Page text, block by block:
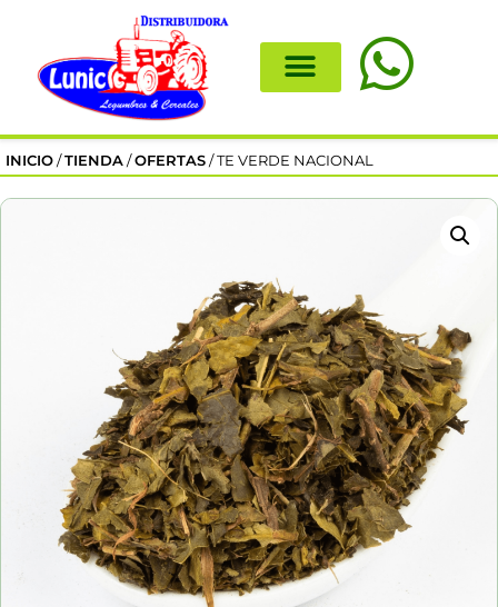
INICIO /TIENDA /OFERTAS / TE VERDE NACIONAL